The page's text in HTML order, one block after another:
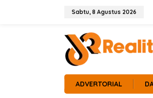
Sabtu, 8 Agustus 2026
ADVERTORIAL